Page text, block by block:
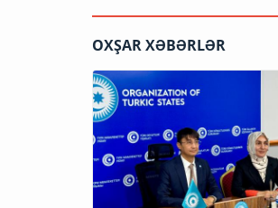
OXŞAR XƏBƏRLƏR